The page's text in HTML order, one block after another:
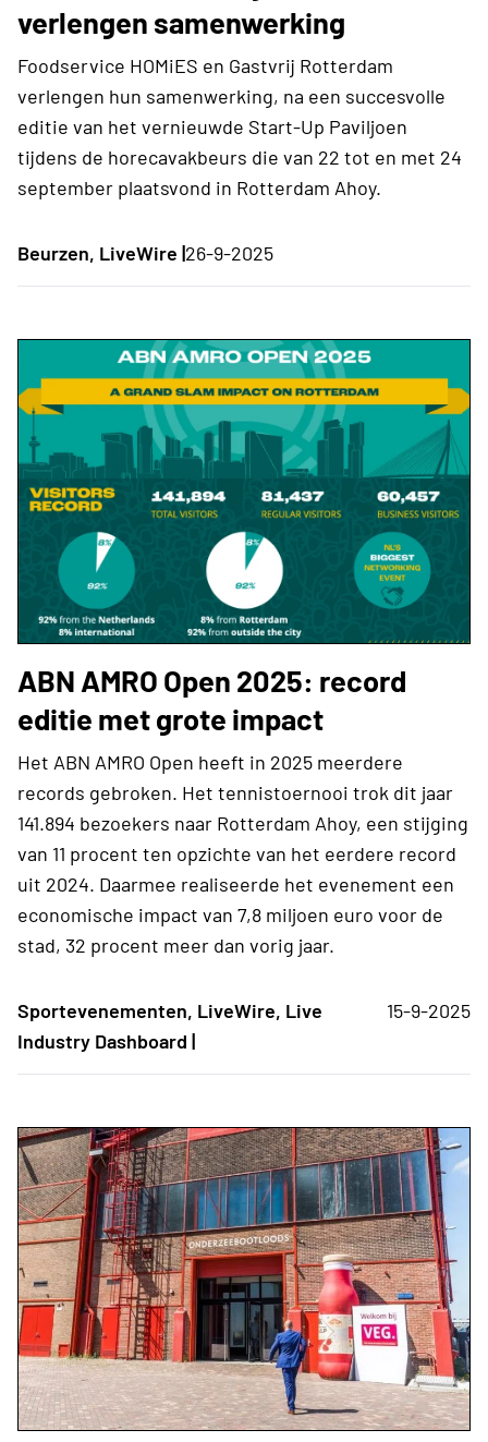
verlengen samenwerking
Foodservice HOMiES en Gastvrij Rotterdam
verlengen hun samenwerking, na een succesvolle
editie van het vernieuwde Start-Up Paviljoen
tijdens de horecavakbeurs die van 22 tot en met 24
september plaatsvond in Rotterdam Ahoy.
Beurzen, LiveWire |26-9-2025
ABN AMRO Open 2025: record
editie met grote impact
Het ABN AMRO Open heeft in 2025 meerdere
records gebroken. Het tennistoernooi trok dit jaar
141.894 bezoekers naar Rotterdam Ahoy, een stijging
van 11 procent ten opzichte van het eerdere record
uit 2024. Daarmee realiseerde het evenement een
economische impact van 7,8 miljoen euro voor de
stad, 32 procent meer dan vorig jaar.
Sportevenementen, LiveWire, Live
Industry Dashboard |
15-9-2025